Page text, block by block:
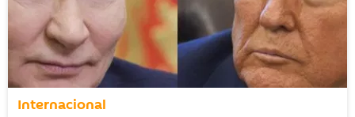
Internacional